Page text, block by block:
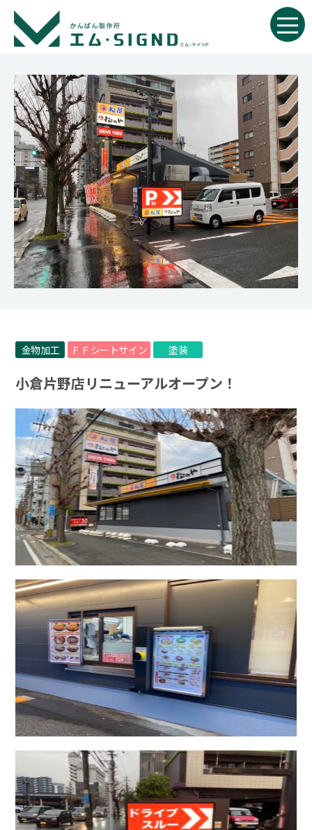
金物加工 ＦＦシートサイン 塗装
小倉片野店リニューアルオープン！